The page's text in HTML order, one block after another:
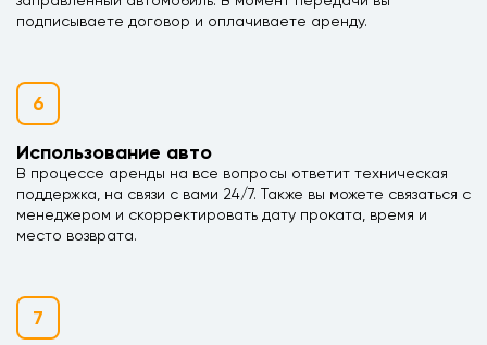
подписываете договор и оплачиваете аренду.
6
Использование авто
В процессе аренды на все вопросы ответит техническая
поддержка, на связи с вами 24/7. Также вы можете связаться с
менеджером и скорректировать дату проката, время и
место возврата.
7